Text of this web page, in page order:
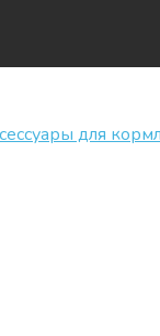
для